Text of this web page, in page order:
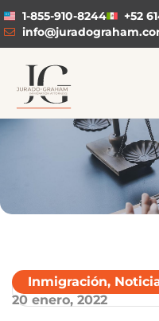
1-855-910-8244
+52
Inmigración,
20 enero, 2022